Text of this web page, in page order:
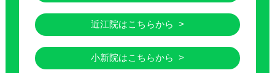
近江院はこちらから
小新院はこちらから